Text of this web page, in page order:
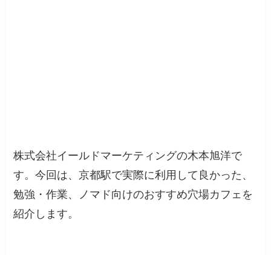
株式会社イールドマーケティングの木本旭洋で
す。今回は、京都駅で実際に利用して良かった、
勉強・作業、ノマド向けのおすすめ穴場カフェを
紹介します。